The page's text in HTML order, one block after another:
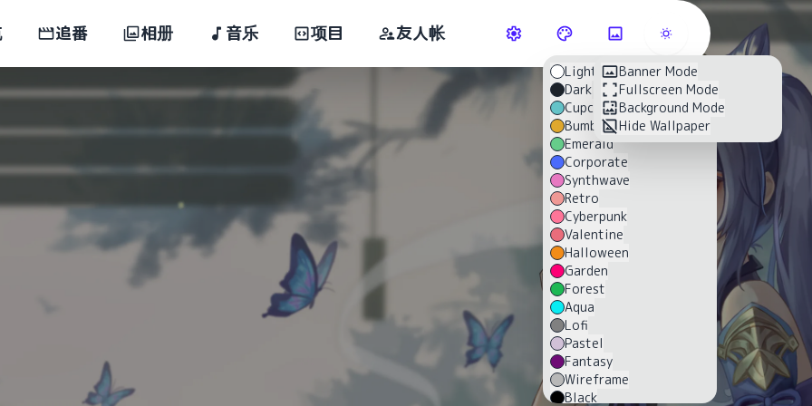
追番 相册 音乐 项目 友人帐
Light
Dark
Cupcake
Bumblebee
Emerald
Corporate
Synthwave
Retro
Cyberpunk
Valentine
Halloween
Garden
Forest
Aqua
Lofi
Pastel
Fantasy
Wireframe
Black
Banner Mode
Fullscreen Mode
Background Mode
Hide Wallpaper